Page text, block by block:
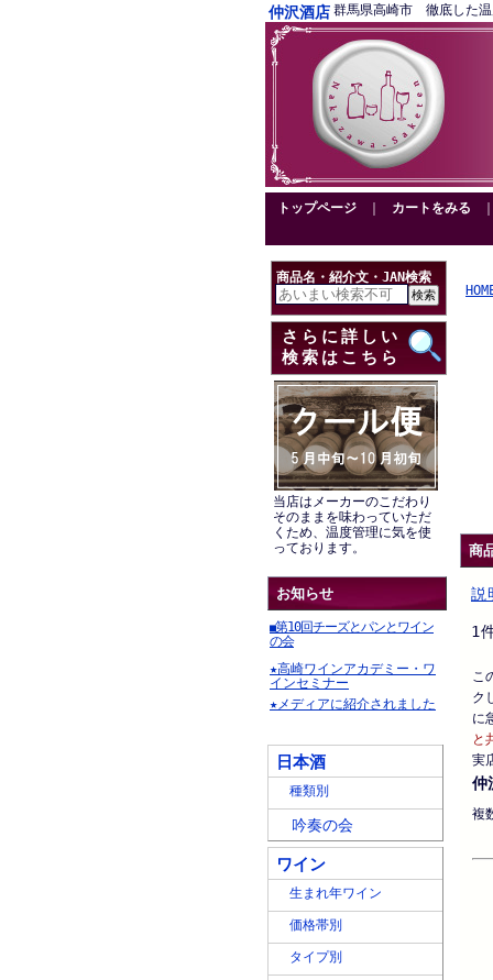
仲沢酒店 群馬県高崎市 徹底した
トップページ カートをみる
商品名・紹介文・JAN検索
さらに詳しい
検索はこちら
当店はメーカーのこだわり
そのままを味わっていただ
くため、温度管理に気を使
っております。
お知らせ
■第10回チーズとパンとワイン
の会
★高崎ワインアカデミー・ワ
インセミナー
★メディアに紹介されました
日本酒
種類別
吟奏の会
ワイン
生まれ年ワイン
価格帯別
タイプ別
商
説
1
こ
ク
に
と
実
仲
複